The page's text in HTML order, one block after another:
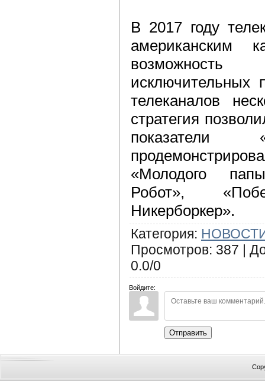
В 2017 году
американским
исключительных
телеканалов
стратегия
«Молодого
Робот»,
Никерборкер».
Категория:
Просмотров: 387 |
0.0/0
Войдите:
Отправить